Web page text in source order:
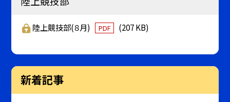
陸上競技部(８月) PDF (207 KB)
新着記事